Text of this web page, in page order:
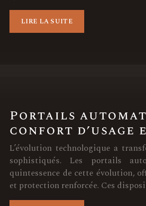
LIRE LA SUITE
Portails
confort d’usage
L’évolution technologique a
sophistiqués. Les portails
quintessence de cette évolution,
et protection renforcée. Ces